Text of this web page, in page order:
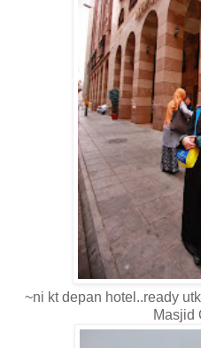
~ni kt depan hotel..ready
Masjid